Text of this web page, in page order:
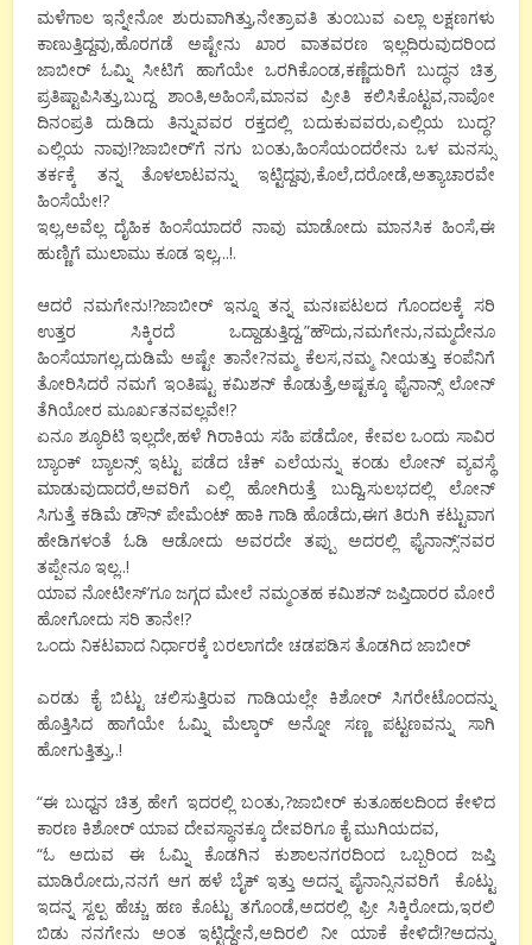
ಮಳೆಗಾಲ ಇನ್ನೇನೋ ಶುರುವಾಗಿತ್ತು,ನೇತ್ರಾವತಿ ತುಂಬುವ ಎಲ್ಲಾ ಲಕ್ಷಣಗಳು
ಕಾಣುತ್ತಿದ್ದವು,ಹೊರಗಡೆ ಅಷ್ಟೇನು ಖಾರ ವಾತವರಣ ಇಲ್ಲದಿರುವುದರಿಂದ
ಜಾಬೀರ್ ಓಮ್ನಿ ಸೀಟಿಗೆ ಹಾಗೆಯೇ ಒರಗಿಕೊಂಡ,ಕಣ್ಣೆದುರಿಗೆ ಬುದ್ಧನ ಚಿತ್ರ
ಪ್ರತಿಷ್ಟಾಪಿಸಿತ್ತು,ಬುದ್ದ ಶಾಂತಿ,ಅಹಿಂಸೆ,ಮಾನವ ಪ್ರೀತಿ ಕಲಿಸಿಕೊಟ್ಟವ,ನಾವೋ
ದಿನಂಪ್ರತಿ ದುಡಿದು ತಿನ್ನುವವರ ರಕ್ತದಲ್ಲಿ ಬದುಕುವವರು,ಎಲ್ಲಿಯ ಬುದ್ಧ?
ಎಲ್ಲಿಯ ನಾವು!?ಜಾಬೀರ್’ಗೆ ನಗು ಬಂತು,ಹಿಂಸೆಯಂದರೇನು ಒಳ ಮನಸ್ಸು
ತರ್ಕಕ್ಕೆ ತನ್ನ ತೊಳಲಾಟವನ್ನು ಇಟ್ಟಿದ್ದವು,ಕೊಲೆ,ದರೋಡೆ,ಅತ್ಯಾಚಾರವೇ
ಹಿಂಸೆಯೇ!?
ಇಲ್ಲ,ಅವೆಲ್ಲ ದೈಹಿಕ ಹಿಂಸೆಯಾದರೆ ನಾವು ಮಾಡೋದು ಮಾನಸಿಕ ಹಿಂಸೆ,ಈ
ಹುಣ್ಣಿಗೆ ಮುಲಾಮು ಕೂಡ ಇಲ್ಲ,..!.
ಆದರೆ ನಮಗೇನು!?ಜಾಬೀರ್ ಇನ್ನೂ ತನ್ನ ಮನಃಪಟಲದ ಗೊಂದಲಕ್ಕೆ ಸರಿ
ಉತ್ತರ ಸಿಕ್ಕಿರದೆ ಒದ್ದಾಡುತ್ತಿದ್ದ,”ಹೌದು,ನಮಗೇನು,ನಮ್ಮದೇನೂ
ಹಿಂಸೆಯಾಗಲ್ಲ,ದುಡಿಮೆ ಅಷ್ಟೇ ತಾನೇ?ನಮ್ಮ ಕೆಲಸ,ನಮ್ಮ ನೀಯತ್ತು ಕಂಪೆನಿಗೆ
ತೋರಿಸಿದರೆ ನಮಗೆ ಇಂತಿಷ್ಟು ಕಮಿಶನ್ ಕೊಡುತ್ತೆ,ಅಷ್ಟಕ್ಕೂ ಫೈನಾನ್ಸ್ ಲೋನ್
ತೆಗಿಯೋರ ಮೂರ್ಖತನವಲ್ಲವೇ!?
ಏನೂ ಶ್ಯೂರಿಟಿ ಇಲ್ಲದೇ,ಹಳೆ ಗಿರಾಕಿಯ ಸಹಿ ಪಡೆದೋ, ಕೇವಲ ಒಂದು ಸಾವಿರ
ಬ್ಯಾಂಕ್ ಬ್ಯಾಲನ್ಸ್ ಇಟ್ಟು ಪಡೆದ ಚೆಕ್ ಎಲೆಯನ್ನು ಕಂಡು ಲೋನ್ ವ್ಯವಸ್ಥೆ
ಮಾಡುವುದಾದರೆ,ಅವರಿಗೆ ಎಲ್ಲಿ ಹೋಗಿರುತ್ತೆ ಬುದ್ದಿ,ಸುಲಭದಲ್ಲಿ ಲೋನ್
ಸಿಗುತ್ತೆ ಕಡಿಮೆ ಡೌನ್ ಪೇಮೆಂಟ್ ಹಾಕಿ ಗಾಡಿ ಹೊಡೆದು,ಈಗ ತಿರುಗಿ ಕಟ್ಟುವಾಗ
ಹೇಡಿಗಳಂತೆ ಓಡಿ ಆಡೋದು ಅವರದೇ ತಪ್ಪು ಅದರಲ್ಲಿ ಫೈನಾನ್ಸ್’ನವರ
ತಪ್ಪೇನೂ ಇಲ್ಲ..!
ಯಾವ ನೋಟೀಸ್’ಗೂ ಜಗ್ಗದ ಮೇಲೆ ನಮ್ಮಂತಹ ಕಮಿಶನ್ ಜಪ್ತಿದಾರರ ಮೋರೆ
ಹೋಗೋದು ಸರಿ ತಾನೇ!?
ಒಂದು ನಿಕಟವಾದ ನಿರ್ಧಾರಕ್ಕೆ ಬರಲಾಗದೇ ಚಡಪಡಿಸ ತೊಡಗಿದ ಜಾಬೀರ್
ಎರಡು ಕೈ ಬಿಟ್ಟು ಚಲಿಸುತ್ತಿರುವ ಗಾಡಿಯಲ್ಲೇ ಕಿಶೋರ್ ಸಿಗರೇಟೊಂದನ್ನು
ಹೊತ್ತಿಸಿದ ಹಾಗೆಯೇ ಓಮ್ನಿ ಮೆಲ್ಕಾರ್ ಅನ್ನೋ ಸಣ್ಣ ಪಟ್ಟಣವನ್ನು ಸಾಗಿ
ಹೋಗುತ್ತಿತ್ತು,.!
“ಈ ಬುಧ್ದನ ಚಿತ್ರ ಹೇಗೆ ಇದರಲ್ಲಿ ಬಂತು,?ಜಾಬೀರ್ ಕುತೂಹಲದಿಂದ ಕೇಳಿದ
ಕಾರಣ ಕಿಶೋರ್ ಯಾವ ದೇವಸ್ಥಾನಕ್ಕೂ ದೇವರಿಗೂ ಕೈ ಮುಗಿಯದವ,
“ಓ ಅದುವ ಈ ಓಮ್ನಿ ಕೊಡಗಿನ ಕುಶಾಲನಗರದಿಂದ ಒಬ್ಬರಿಂದ ಜಪ್ತಿ
ಮಾಡಿರೋದು,ನನಗೆ ಆಗ ಹಳೆ ಬೈಕ್ ಇತ್ತು ಅದನ್ನ ಪೈನಾನ್ಸಿನವರಿಗೆ ಕೊಟ್ಟು
ಇದನ್ನ ಸ್ವಲ್ಪ ಹೆಚ್ಚು ಹಣ ಕೊಟ್ಟು ತಗೊಂಡೆ,ಅದರಲ್ಲಿ ಫ್ರೀ ಸಿಕ್ಕಿರೋದು,ಇರಲಿ
ಬಿಡು ನನಗೇನು ಅಂತ ಇಟ್ಟಿದ್ದೇನೆ,ಅದಿರಲಿ ನೀ ಯಾಕೆ ಕೇಳಿದೆ!?ಅದನ್ನು